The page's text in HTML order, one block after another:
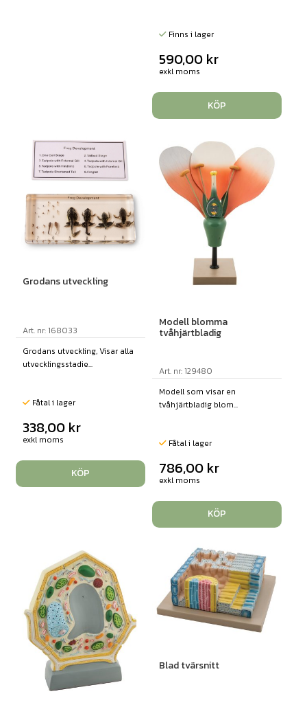
Finns i lager
590,00 kr
exkl moms
KÖP
Grodans utveckling
Art. nr: 168033
Grodans utveckling, Visar alla
utvecklingsstadie...
Fåtal i lager
338,00 kr
exkl moms
KÖP
Modell blomma
tvåhjärtbladig
Art. nr: 129480
Modell som visar en
tvåhjärtbladig blom...
Fåtal i lager
786,00 kr
exkl moms
KÖP
Blad tvärsnitt